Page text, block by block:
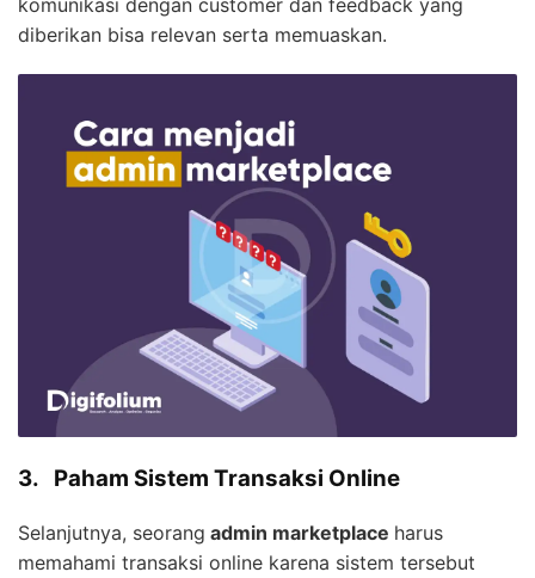
komunikasi dengan customer dan feedback yang
diberikan bisa relevan serta memuaskan.
3. Paham Sistem Transaksi Online
Selanjutnya, seorang admin marketplace harus
memahami transaksi online karena sistem tersebut